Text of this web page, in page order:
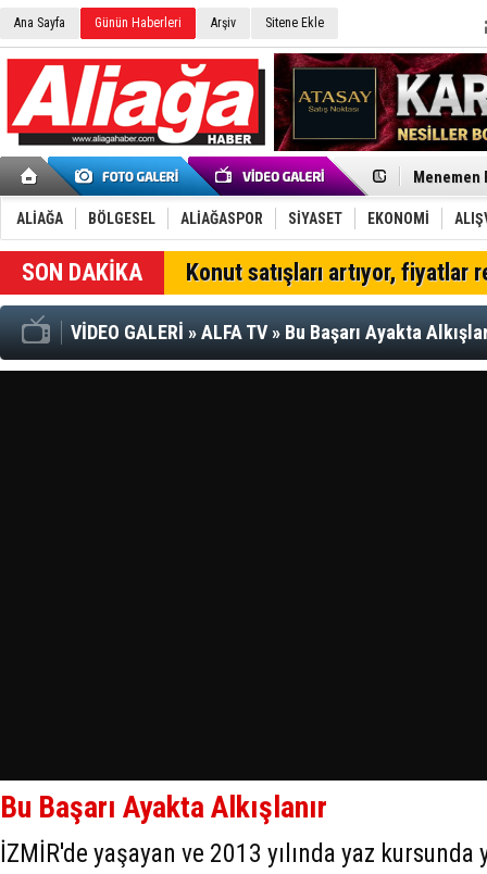
Ana Sayfa Günün Haberleri Arşiv Sitene Ekle
CHP
Menemen
Aliağa'da
Furkan
Chp
AK Parti
SOCAR
Alto,
Aliağa'daki
ALİAĞA BÖLGESEL ALİAĞASPOR SİYASET EKONOMİ
SON DAKİKA Konut satışları artıyor, fiyatlar
VİDEO GALERİ »ALFA TV» Bu Başarı Ayakta
Bu Başarı Ayakta Alkışlanır
İZMİR'de yaşayan ve 2013 yılında yaz